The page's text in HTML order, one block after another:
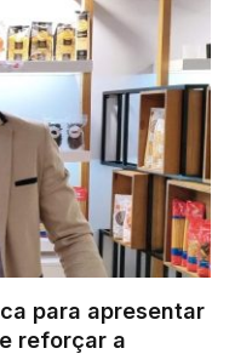
para apresentar
reforçar a